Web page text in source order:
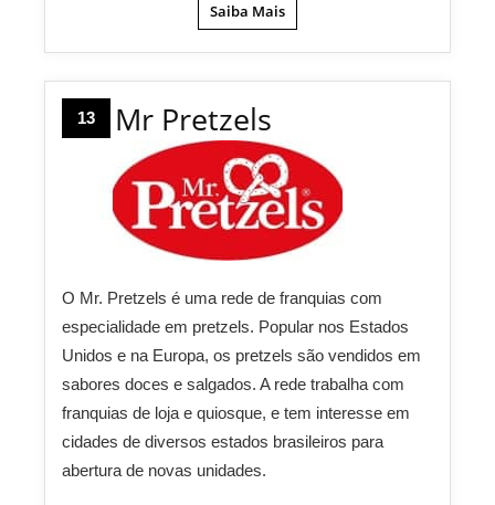
Saiba Mais
13 Mr Pretzels
O Mr. Pretzels é uma rede de franquias com
especialidade em pretzels. Popular nos Estados
Unidos e na Europa, os pretzels são vendidos em
sabores doces e salgados. A rede trabalha com
franquias de loja e quiosque, e tem interesse em
cidades de diversos estados brasileiros para
abertura de novas unidades.